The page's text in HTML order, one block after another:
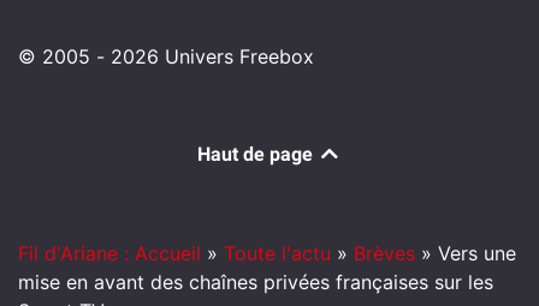
© 2005 - 2026 Univers Freebox
Haut de page
Fil d'Ariane : Accueil » Toute l'actu » Brèves » Vers une
mise en avant des chaînes privées françaises sur les